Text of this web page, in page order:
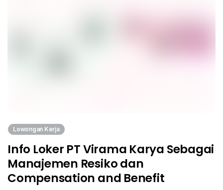
Lowongan Kerja
Info Loker PT Virama Karya Sebagai
Manajemen Resiko dan
Compensation and Benefit